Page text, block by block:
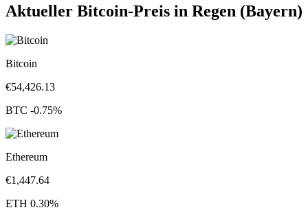
Aktueller Bitcoin-Preis in Regen (Bayern)
Bitcoin
€54,426.13
BTC -0.75%
Ethereum
€1,447.64
ETH 0.30%